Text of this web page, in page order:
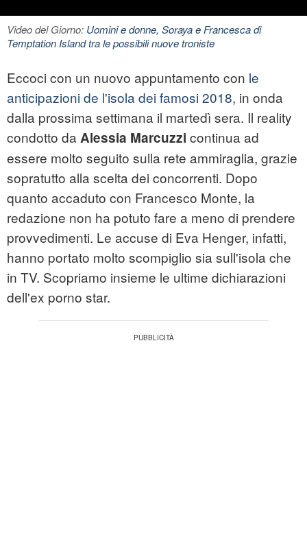
Video del Giorno: Uomini e donne, Soraya e Francesca di
Temptation Island tra le possibili nuove troniste
Eccoci con un nuovo appuntamento con le
anticipazioni de l'isola dei famosi 2018, in onda
dalla prossima settimana il martedì sera. Il reality
condotto da Alessia Marcuzzi continua ad
essere molto seguito sulla rete ammiraglia, grazie
sopratutto alla scelta dei concorrenti. Dopo
quanto accaduto con Francesco Monte, la
redazione non ha potuto fare a meno di prendere
provvedimenti. Le accuse di Eva Henger, infatti,
hanno portato molto scompiglio sia sull'isola che
in TV. Scopriamo insieme le ultime dichiarazioni
dell'ex porno star.